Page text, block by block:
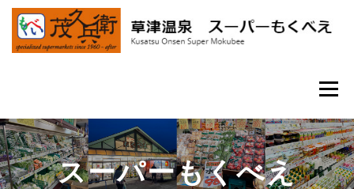
キ
ッ
プ
メニュー
HOME ショップデータ お知らせ
スーパーもくべえ